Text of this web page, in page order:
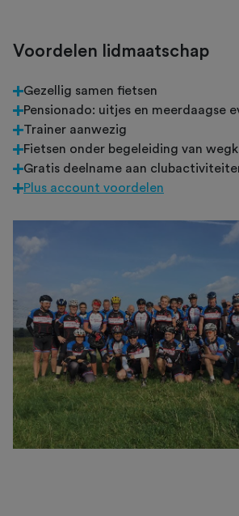
Voordelen lidmaatschap
Gezellig samen fietsen
Pensionado: uitjes en meerdaagse
Trainer aanwezig
Fietsen onder begeleiding van
Gratis deelname aan
Plus account voordelen